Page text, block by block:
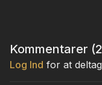
Kommentarer (2
Log Ind for at